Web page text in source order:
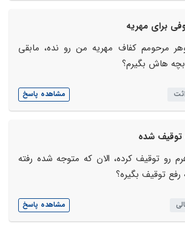
برای مهریه
مرحومم کفاف مهریه من رو نده، مابقی
بچه هاش بگیرم؟
مشاهده پاسخ
توقیف شده
رو توقیف کرده، الان که متوجه شده رفته
رفع توقیف بگیره؟
مشاهده پاسخ